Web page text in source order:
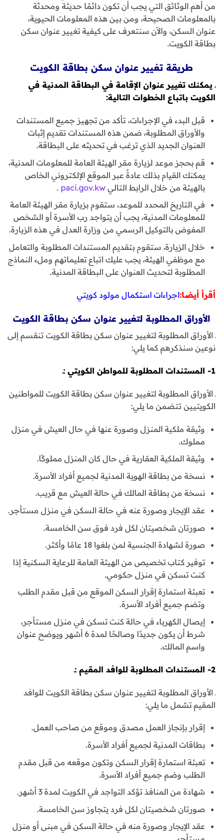
من أهم الوثائق التي يجب أن تكون دائمًا حديثة ومحدثة
بالمعلومات الصحيحة، ومن بين هذه المعلومات الحيوية،
عنوان السكن، والآن سنتعرف على كيفية تغيير عنوان سكن
بطاقة الكويت.
طريقة تغيير عنوان سكن بطاقة الكويت
ـ يمكنك تغيير عنوان الإقامة في البطاقة المدنية في
الكويت باتباع الخطوات التالية:
قبل البدء في الإجراءات، تأكد من تجهيز جميع المستندات
والأوراق المطلوبة، ضمن هذه المستندات تقديم إثبات
العنوان الجديد الذي ترغب في تحديثه على البطاقة.
قم بحجز موعد لزيارة مقر الهيئة العامة للمعلومات المدنية،
يمكنك القيام بذلك عادةً عبر الموقع الإلكتروني الخاص
بالهيئة من خلال الرابط التالي paci.gov.kw
.
في التاريخ المحدد للموعد، ستقوم بزيارة مقر الهيئة العامة
للمعلومات المدنية، يجب أن يتواجد رب الأسرة أو الشخص
المفوض بالتوكيل الرسمي من وزارة العدل في هذه الزيارة.
خلال الزيارة، ستقوم بتقديم المستندات المطلوبة والتعامل
مع موظفي الهيئة، يجب عليك اتباع تعليماتهم وملء النماذج
المطلوبة لتحديث العنوان على البطاقة المدنية.
أقرأ أيضا:اجراءات استكمال مولود كويتي
الأوراق المطلوبة لتغيير عنوان سكن بطاقة الكويت
ـ الأوراق المطلوبة لتغيير عنوان سكن بطاقة الكويت تنقسم إلى
نوعين سنذكرهم كما يلي:
1- المستندات المطلوبة للمواطن الكويتي :ـ
ـ الأوراق المطلوبة لتغيير عنوان سكن بطاقة الكويت للمواطنين
الكويتيين تتضمن ما يلي:
وثيقة ملكية المنزل وصورة عنها في حال العيش في منزل
مملوك.
وثيقة الملكية العقارية في حال كان المنزل مملوكًا.
نسخة من بطاقة الهوية المدنية لجميع أفراد الأسرة.
نسخة من بطاقة المالك في حالة العيش مع قريب.
عقد الإيجار وصورة عنه في حالة السكن في منزل مستأجر.
صورتان شخصيتان لكل فرد فوق سن الخامسة.
صورة لشهادة الجنسية لمن بلغوا 18 عامًا وأكثر.
توفير كتاب تخصيص من الهيئة العامة للرعاية السكنية إذا
كنت تسكن في منزل حكومي.
تعبئة استمارة إقرار السكن الموقع من قبل مقدم الطلب
وتضم جميع أفراد الأسرة.
إيصال الكهرباء في حالة كنت تسكن في منزل مستأجر،
شرط أن يكون جديدًا وصالحًا لمدة 6 أشهر ويوضح عنوان
واسم المالك.
2- المستندات المطلوبة للوافد المقيم :ـ
ـ الأوراق المطلوبة لتغيير عنوان سكن بطاقة الكويت للوافد
المقيم تشمل ما يلي:
إقرار بإنجاز العمل مصدق وموقع من صاحب العمل.
بطاقات المدنية لجميع أفراد الأسرة.
تعبئة استمارة إقرار السكن وتكون موقعه من قبل مقدم
الطلب وضم جميع أفراد الأسرة.
شهادة من المنافذ تؤكد التواجد في الكويت لمدة 3 أشهر.
صورتان شخصيتان لكل فرد يتجاوز سن الخامسة.
عقد الإيجار وصورة منه في حالة السكن في مبنى أو منزل